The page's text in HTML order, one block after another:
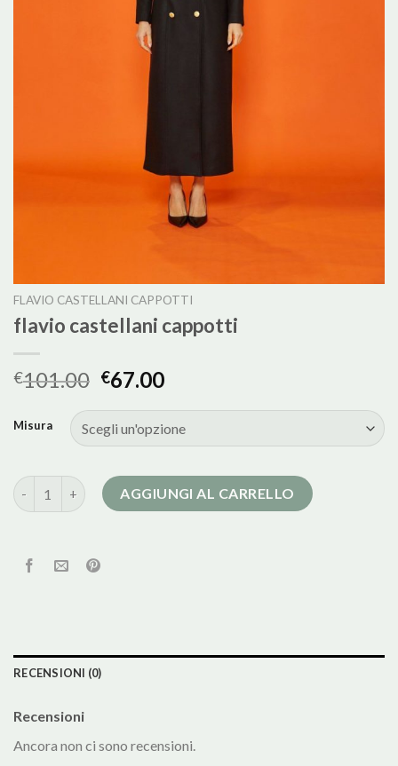
FLAVIO CASTELLANI CAPPOTTI
flavio castellani cappotti
€101.00 €67.00
Misura
flavio castellani cappotti quantità
AGGIUNGI AL CARRELLO
RECENSIONI (0)
Recensioni
Ancora non ci sono recensioni.